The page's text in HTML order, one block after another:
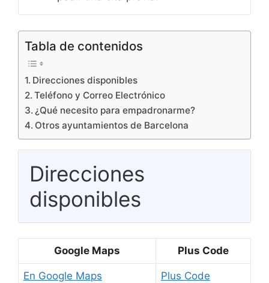
Tabla de contenidos
Direcciones disponibles
Teléfono y Correo Electrónico
¿Qué necesito para empadronarme?
Otros ayuntamientos de Barcelona
Direcciones
disponibles
Google Maps Plus Code
En Google Maps Plus Code